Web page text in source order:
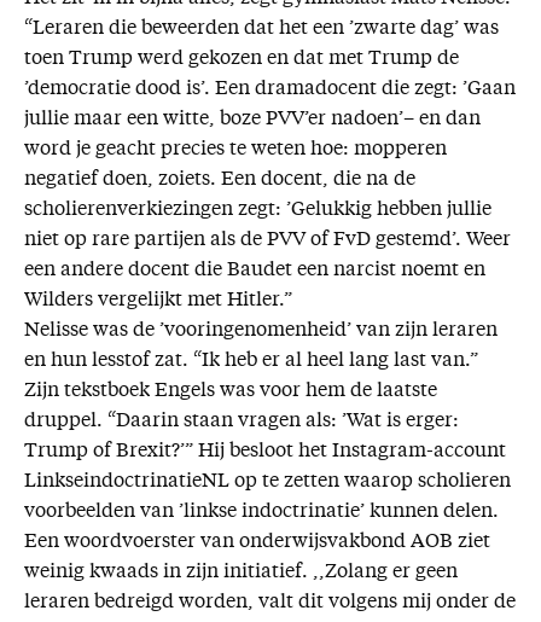
“Leraren die beweerden dat het een ’zwarte dag’ was
toen Trump werd gekozen en dat met Trump de
’democratie dood is’. Een dramadocent die zegt: ’Gaan
jullie maar een witte, boze PVV’er nadoen’– en dan
word je geacht precies te weten hoe: mopperen
negatief doen, zoiets. Een docent, die na de
scholierenverkiezingen zegt: ’Gelukkig hebben jullie
niet op rare partijen als de PVV of FvD gestemd’. Weer
een andere docent die Baudet een narcist noemt en
Wilders vergelijkt met Hitler.”
Nelisse was de ’vooringenomenheid’ van zijn leraren
en hun lesstof zat. “Ik heb er al heel lang last van.”
Zijn tekstboek Engels was voor hem de laatste
druppel. “Daarin staan vragen als: ’Wat is erger:
Trump of Brexit?’” Hij besloot het Instagram-account
LinkseindoctrinatieNL op te zetten waarop scholieren
voorbeelden van ’linkse indoctrinatie’ kunnen delen.
Een woordvoerster van onderwijsvakbond AOB ziet
weinig kwaads in zijn initiatief. ,,Zolang er geen
leraren bedreigd worden, valt dit volgens mij onder de